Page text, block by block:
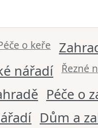
o keře
nářadí Řezné
Péče o
Dům a